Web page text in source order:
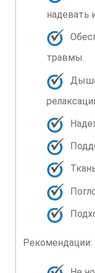
надевать
травмы.
Рекомендации: